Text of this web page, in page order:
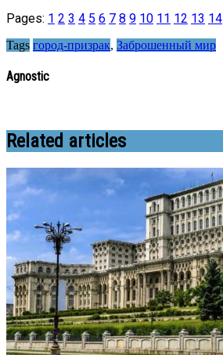
Pages: 1 2 3 4 5 6 7 8 9 10 11 12 13 14
Tags город-призрак, Заброшенный мир
Agnostic
Related articles